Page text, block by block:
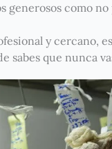
generosos como
y cercano,
sabes que nunca